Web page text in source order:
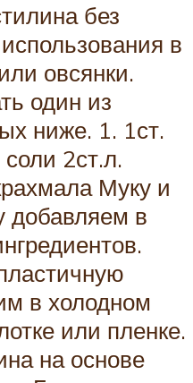
без
в
овсянки.
один из
ниже. 1. 1ст.
2ст.л.
Муку и
добавляем в
в холодном
или пленке.
на основе